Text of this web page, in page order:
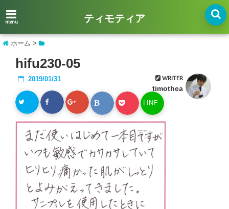
menu ティモティア
ホーム >
hifu230-05
2019/01/31 WRITER
timothea
LINE